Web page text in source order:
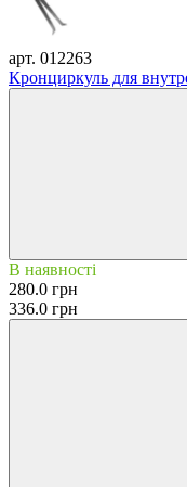
арт. 012263
Кронциркуль для
В наявності
280.0 грн
336.0 грн